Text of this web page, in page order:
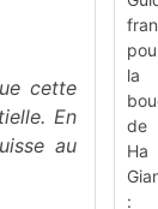
cette
En
au